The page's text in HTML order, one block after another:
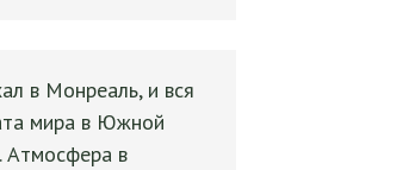
в Монреаль, и вся
мира в Южной
Атмосфера в